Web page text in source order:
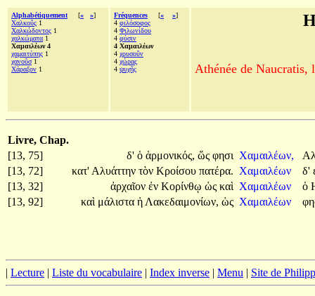
Alphabétiquement [« »]
Χαλκοῦς 1
Χαλκώδοντος 1
χαλκώματα 1
Χαμαιλέων 4
χαμαιτύπης 1
χανοῦσ1
Χάραξον 1
Fréquences [« »]
4 φιλόσοφος
4 Φιλωνίδου
4 φύσιν
4 Χαμαιλέων
4 χρυσοῦν
4 χώρας
4 ψυχῆς Athénée de Naucratis,
Livre, Chap.
[13, 75]
δ' ὁ ἁρμονικός, ὥς φησι Χαμαιλέων,
[13, 72]
κατ' Αλυάττην τὸν Κροίσου πατέρα. Χαμαιλέων δ'
[13, 32]
ἀρχαῖον ἐν Κορίνθῳ ὡς καὶ Χαμαιλέων ὁ
[13, 92]
καὶ μάλιστα ἡ Λακεδαιμονίων, ὡς Χαμαιλέων
| Lecture | Liste du vocabulaire | Index inverse | Menu | Site de